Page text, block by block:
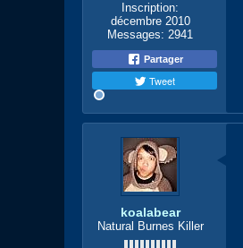
Inscription:
décembre 2010
Messages: 2941
Partager
Tweet
koalabear
Natural Burnes Killer